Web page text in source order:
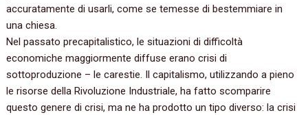
accuratamente di usarli, come se temesse di bestemmiare in
una chiesa.
Nel passato precapitalistico, le situazioni di difficoltà
economiche maggiormente diffuse erano crisi di
sottoproduzione – le carestie. Il capitalismo, utilizzando a pieno
le risorse della Rivoluzione Industriale, ha fatto scomparire
questo genere di crisi, ma ne ha prodotto un tipo diverso: la crisi